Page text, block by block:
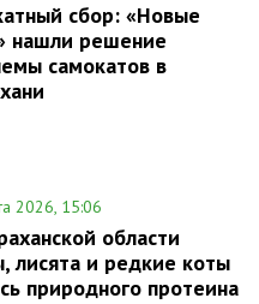
сбор: «Новые
нашли решение
самокатов в
2026, 15:06
области
лисята и редкие коты
природного протеина